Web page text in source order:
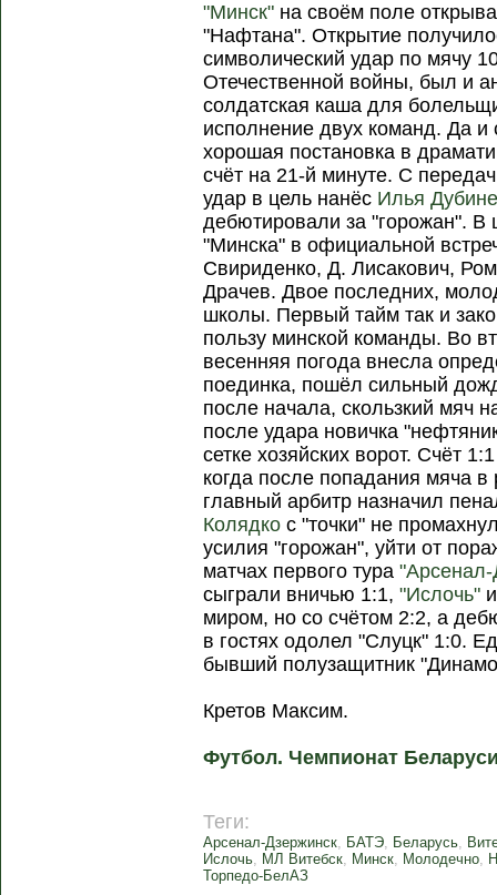
"Минск" на своём поле
"Нафтана". Открытие
символический удар по мячу
Отечественной войны, был и
солдатская каша для
исполнение двух команд. Да и
хорошая постановка в
счёт на 21-й минуте. С
удар в цель нанёс Илья
дебютировали за "горожан".
"Минска" в официальной
Свириденко, Д. Лисакович,
Драчев. Двое последних,
школы. Первый тайм так и
пользу минской команды. Во
весенняя погода внесла
поединка, пошёл сильный
после начала, скользкий мяч
после удара новичка
сетке хозяйских ворот. Счёт
когда после попадания мяча
главный арбитр назначил
Колядко с "точки" не
усилия "горожан", уйти от
матчах первого тура
сыграли вничью 1:1,"Ислочь"
миром, но со счётом 2:2, а
в гостях одолел "Слуцк" 1:0.
бывший полузащитник
Кретов Максим.
Футбол. Чемпионат
Теги:
Арсенал-Дзержинск, БАТЭ, Беларусь,
Ислочь, МЛ Витебск, Минск, Молодечно,
Торпедо-БелАЗ